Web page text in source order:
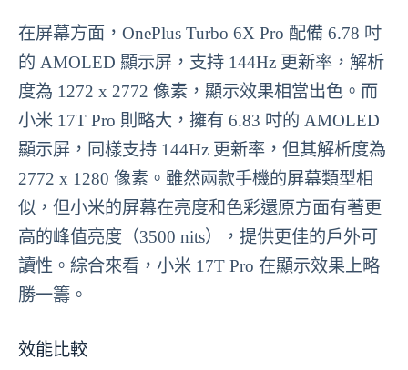
在屏幕方面，OnePlus Turbo 6X Pro 配備 6.78 吋
的 AMOLED 顯示屏，支持 144Hz 更新率，解析
度為 1272 x 2772 像素，顯示效果相當出色。而
小米 17T Pro 則略大，擁有 6.83 吋的 AMOLED
顯示屏，同樣支持 144Hz 更新率，但其解析度為
2772 x 1280 像素。雖然兩款手機的屏幕類型相
似，但小米的屏幕在亮度和色彩還原方面有著更
高的峰值亮度（3500 nits），提供更佳的戶外可
讀性。綜合來看，小米 17T Pro 在顯示效果上略
勝一籌。
效能比較